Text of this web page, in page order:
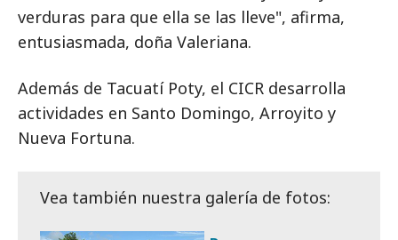
verduras para que ella se las lleve", afirma,
entusiasmada, doña Valeriana.
Además de Tacuatí Poty, el CICR desarrolla
actividades en Santo Domingo, Arroyito y
Nueva Fortuna.
Vea también nuestra galería de fotos: